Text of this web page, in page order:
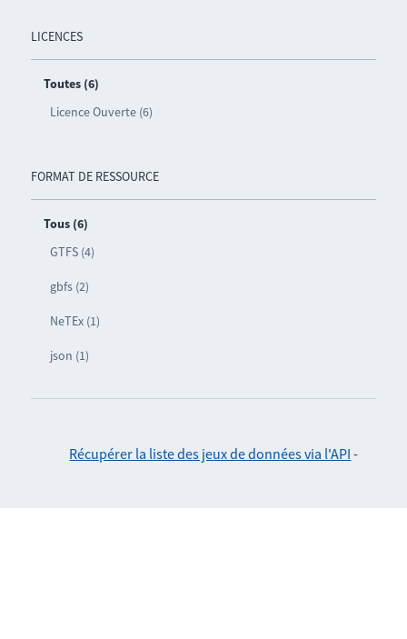
LICENCES
Toutes (6)
Licence Ouverte (6)
FORMAT DE RESSOURCE
Tous (6)
GTFS (4)
gbfs (2)
NeTEx (1)
json (1)
Récupérer la liste des jeux de données via l'API -